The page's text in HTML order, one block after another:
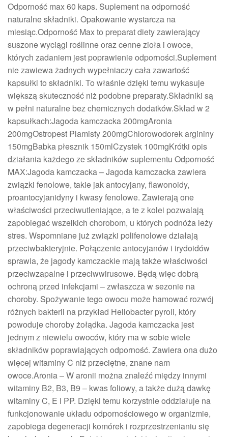
Odporność max 60 kaps. Suplement na odporność
naturalne składniki. Opakowanie wystarcza na
miesiąc.Odporność Max to preparat diety zawierający
suszone wyciągi roślinne oraz cenne zioła i owoce,
których zadaniem jest poprawienie odporności.Suplement
nie zawiewa żadnych wypełniaczy cała zawartość
kapsułki to składniki. To właśnie dzięki temu wykasuje
większą skuteczność niż podobne preparaty.Składniki są
w pełni naturalne bez chemicznych dodatków.Skład w 2
kapsułkach:Jagoda kamczacka 200mgAronia
200mgOstropest Plamisty 200mgChlorowodorek argininy
150mgBabka płesznik 150mlCzystek 100mgKrótki opis
działania każdego ze składników suplementu Odporność
MAX:Jagoda kamczacka – Jagoda kamczacka zawiera
związki fenolowe, takie jak antocyjany, flawonoidy,
proantocyjanidyny i kwasy fenolowe. Zawierają one
właściwości przeciwutleniające, a te z kolei pozwalają
zapobiegać wszelkich chorobom, u których podnóża leży
stres. Wspomniane już związki polifenolowe działają
przeciwbakteryjnie. Połączenie antocyjanów i irydoidów
sprawia, że jagody kamczackie mają także właściwości
przeciwzapalne i przeciwwirusowe. Będą więc dobrą
ochroną przed infekcjami – zwłaszcza w sezonie na
choroby. Spożywanie tego owocu może hamować rozwój
różnych bakterii na przykład Heliobacter pyroli, który
powoduje choroby żołądka. Jagoda kamczacka jest
jednym z niewielu owoców, który ma w sobie wiele
składników poprawiających odporność. Zawiera ona dużo
więcej witaminy C niż przeciętne, znane nam
owoce.Aronia – W aronii można znaleźć między innymi
witaminy B2, B3, B9 – kwas foliowy, a także dużą dawkę
witaminy C, E i PP. Dzięki temu korzystnie oddziałuje na
funkcjonowanie układu odpornościowego w organizmie,
zapobiega degeneracji komórek i rozprzestrzenianiu się